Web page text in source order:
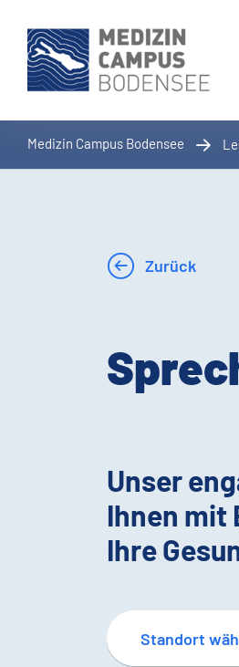
Medizin Campus Bodensee
Zurück
Unser
Ihnen mit
Ihre
Standort